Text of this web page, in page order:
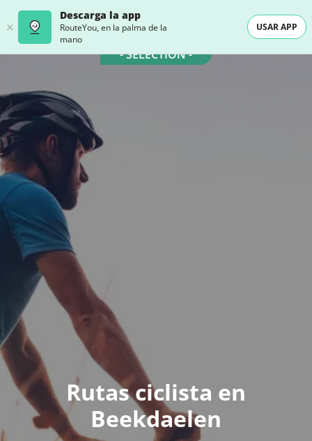
Descarga la app
RouteYou, en la palma de la
mano
USAR APP
- SELECTION -
Rutas ciclista en
Beekdaelen